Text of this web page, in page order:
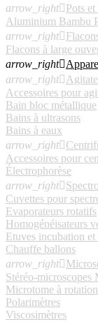
arrow_right Pots
Aluminium Bambu
arrow_right
Flacons à large
arrow_right
arrow_right
Accessoires pour
Bain bloc métallique
Bains à ultrasons
Bains à eaux
arrow_right
Accessoires pour
Électrophorèse
arrow_right
Cuvettes pour
Evaporateurs rotatifs
Homogénéisateurs
Etuves incubation et
Chauffe ballons
arrow_right
Stéréo-microscopes
Microtome à rotation
Polarimètres
Viscosimètres